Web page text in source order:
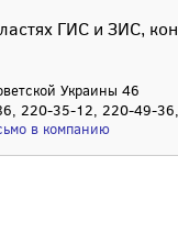
ГИС и ЗИС,
Украины 46
220-35-12, 220-49-
в компанию